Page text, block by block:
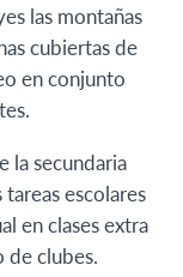
las montañas
cubiertas de
en conjunto
la secundaria
escolares
en clases extra
de clubes.